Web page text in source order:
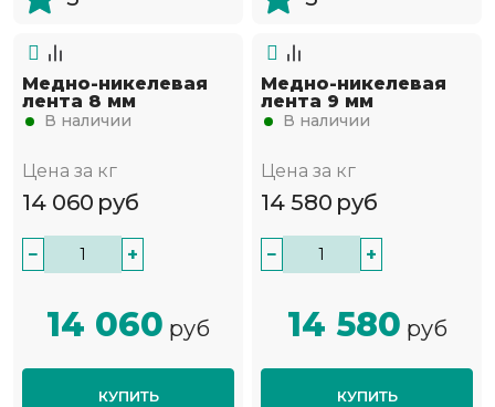
Медно-никелевая
лента 8 мм
В наличии
Цена за кг
14 060 руб
− +
14 060 руб
КУПИТЬ
Медно-никелевая
лента 9 мм
В наличии
Цена за кг
14 580 руб
− +
14 580 руб
КУПИТЬ